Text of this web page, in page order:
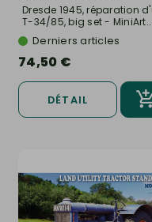
Dresde 1945, réparation
T-34/85, big set - MiniArt...
Derniers articles
74,50 €
DÉTAIL